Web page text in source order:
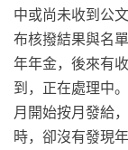
中或尚未收到公
布核撥結果與名
年年金，後來有
到，正在處理中
月開始按月發給
時，卻沒有發現